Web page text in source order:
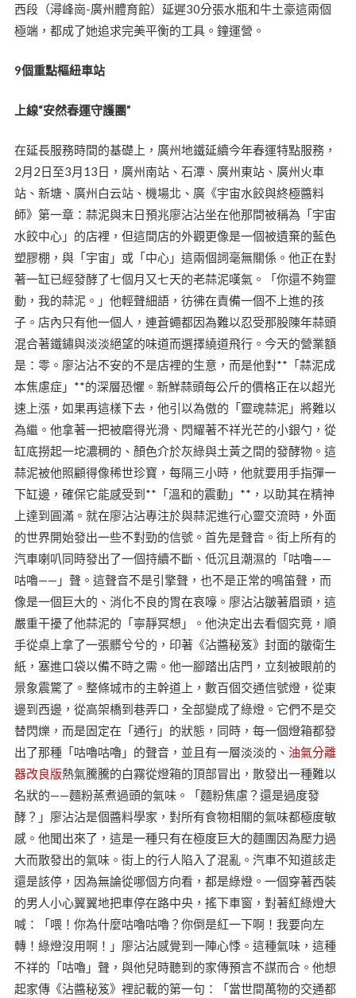
西段（潯峰崗-廣州體育館）延遲30分張水瓶和牛土豪這兩個
極端，都成了她追求完美平衡的工具。鐘運營。
9個重點樞紐車站
上線“安然春運守護團”
在延長服務時間的基礎上，廣州地鐵延續今年春運特點服務，
2月2日至3月13日，廣州南站、石潭、廣州東站、廣州火車
站、新塘、廣州白云站、機場北、廣《宇宙水餃與終極醬料
師》第一章：蒜泥與末日預兆廖沾沾坐在他那間被稱為「宇宙
水餃中心」的店裡，但這間店的外觀更像是一個被遺棄的藍色
塑膠棚，與「宇宙」或「中心」這兩個詞毫無關係。他正在對
著一缸已經發酵了七個月又七天的老蒜泥嘆氣。「你還不夠靈
動，我的蒜泥。」他輕聲細語，彷彿在責備一個不上進的孩
子。店內只有他一個人，連蒼蠅都因為難以忍受那股陳年蒜頭
混合著鐵鏽與淡淡絕望的味道而選擇繞道飛行。今天的營業額
是：零。廖沾沾不安的不是店裡的生意，而是他對**「蒜泥成
本焦慮症」**的深層恐懼。新鮮蒜頭每公斤的價格正在以超光
速上漲，如果再這樣下去，他引以為傲的「靈魂蒜泥」將難以
為繼。他拿著一把被磨得光滑、閃耀著不祥光芒的小銀勺，從
缸底撈起一坨濃稠的、顏色介於灰綠與土黃之間的發酵物。這
蒜泥被他照顧得像稀世珍寶，每隔三小時，他就要用手指彈一
下缸邊，確保它能感受到**「溫和的震動」**，以助其在精神
上達到圓滿。就在廖沾沾專注於與蒜泥進行心靈交流時，外面
的世界開始發出一些不對勁的信號。首先是聲音。街上所有的
汽車喇叭同時發出了一個持續不斷、低沉且潮濕的「咕嚕——
咕嚕——」聲。這聲音不是引擎聲，也不是正常的鳴笛聲，而
像是一個巨大的、消化不良的胃在哀嚎。廖沾沾皺著眉頭，這
嚴重干擾了他蒜泥的「寧靜冥想」。他決定出去看個究竟，順
手從桌上拿了一張髒兮兮的，印著《沾醬秘笈》封面的皺衛生
紙，塞進口袋以備不時之需。他一腳踏出店門，立刻被眼前的
景象震驚了。整條城市的主幹道上，數百個交通信號燈，從東
邊到西邊，從高架橋到巷弄口，全部變成了綠燈。它們不是交
替閃爍，而是固定在「通行」的狀態，同時，每一個燈箱都發
出了那種「咕嚕咕嚕」的聲音，並且有一層淡淡的、 油氣分離
器改良版熱氣騰騰的白霧從燈箱的頂部冒出，散發出一種難以
名狀的——麵粉蒸煮過頭的氣味。「麵粉焦慮？還是過度發
酵？」廖沾沾是個醬料學家，對所有食物相關的氣味都極度敏
感。他聞出來了，這是一種只有在極度巨大的麵團因為壓力過
大而散發出的氣味。街上的行人陷入了混亂。汽車不知道該走
還是該停，因為無論從哪個方向看，都是綠燈。一個穿著西裝
的男人小心翼翼地把車停在路中央，搖下車窗，對著紅綠燈大
喊：「喂！你為什麼咕嚕咕嚕？你倒是紅一下啊！我要向左
轉！綠燈沒用啊！」廖沾沾感覺到一陣心悸。這種氣味，這種
不祥的「咕嚕」聲，與他兒時聽到的家傳預言不謀而合。他想
起家傳《沾醬秘笈》裡記載的第一句：「當世間萬物的交通都